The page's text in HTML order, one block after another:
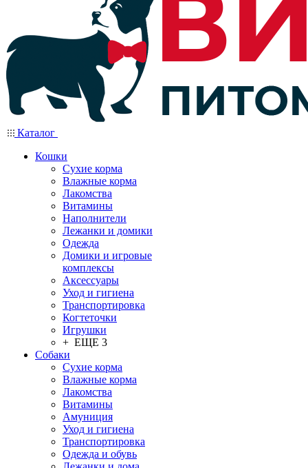
Каталог
Кошки
Сухие корма
Влажные корма
Лакомства
Витамины
Наполнители
Лежанки и домики
Одежда
Домики и игровые
комплексы
Аксессуары
Уход и гигиена
Транспортировка
Когтеточки
Игрушки
+ ЕЩЕ 3
Собаки
Сухие корма
Влажные корма
Лакомства
Витамины
Амуниция
Уход и гигиена
Транспортировка
Одежда и обувь